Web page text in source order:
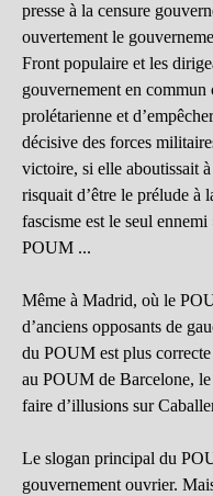
presse à la censure
ouvertement le
Front populaire et les
gouvernement en commun
prolétarienne et
décisive des forces
victoire, si elle aboutissait
risquait d’être le prélude à
fascisme est le seul
POUM ...
Même à Madrid, où le
d’anciens opposants de
du POUM est plus
au POUM de Barcelone,
faire d’illusions sur
Le slogan principal du
gouvernement ouvrier.